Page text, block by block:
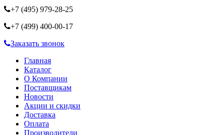
+7 (495) 979-28-25
+7 (499) 400-00-17
Заказать звонок
Главная
Каталог
О Компании
Поставщикам
Новости
Акции и скидки
Доставка
Оплата
Производители